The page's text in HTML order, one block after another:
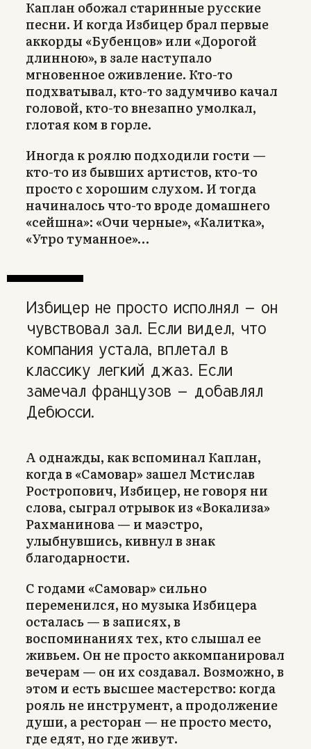
Каплан обожал старинные русские
песни. И когда Избицер брал первые
аккорды «Бубенцов» или «Дорогой
длинною», в зале наступало
мгновенное оживление. Кто-то
подхватывал, кто-то задумчиво качал
головой, кто-то внезапно умолкал,
глотая ком в горле.
Иногда к роялю подходили гости —
кто-то из бывших артистов, кто-то
просто с хорошим слухом. И тогда
начиналось что-то вроде домашнего
«сейшна»: «Очи черные», «Калитка»,
«Утро туманное»…
Избицер не просто исполнял — он
чувствовал зал. Если видел, что
компания устала, вплетал в
классику легкий джаз. Если
замечал французов — добавлял
Дебюсси.
А однажды, как вспоминал Каплан,
когда в «Самовар» зашел Мстислав
Ростропович, Избицер, не говоря ни
слова, сыграл отрывок из «Вокализа»
Рахманинова — и маэстро,
улыбнувшись, кивнул в знак
благодарности.
С годами «Самовар» сильно
переменился, но музыка Избицера
осталась — в записях, в
воспоминаниях тех, кто слышал ее
живьем. Он не просто аккомпанировал
вечерам — он их создавал. Возможно, в
этом и есть высшее мастерство: когда
рояль не инструмент, а продолжение
души, а ресторан — не просто место,
где едят, но где живут.